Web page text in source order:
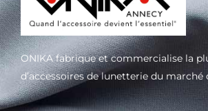
ONIKA fabrique et commercialise la
d’accessoires de lunetterie du marché